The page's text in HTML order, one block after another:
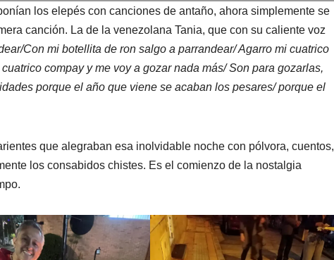
los elepés con canciones de antaño, ahora simplemente se
canción. La de la venezolana Tania, que con su caliente voz
Con mi botellita de ron salgo a parrandear/ Agarro mi cuatrico
compay y me voy a gozar nada más/ Son para gozarlas,
porque el año que viene se acaban los pesares/ porque el
que alegraban esa inolvidable noche con pólvora, cuentos,
los consabidos chistes. Es el comienzo de la nostalgia